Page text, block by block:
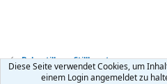
Baby stillen + Stillberatung
Diese Seite verwendet Cookies, um
einem Login angemeldet zu